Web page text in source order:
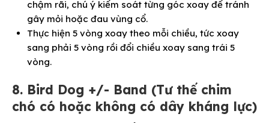
chậm rãi, chú ý kiểm soát từng góc xoay để tránh
gây mỏi hoặc đau vùng cổ.
Thực hiện 5 vòng xoay theo mỗi chiều, tức xoay
sang phải 5 vòng rồi đổi chiều xoay sang trái 5
vòng.
8. Bird Dog +/- Band (Tư thế chim
chó có hoặc không có dây kháng lực)